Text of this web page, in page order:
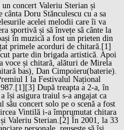
concert Valeriu Sterian și
Doru Stănculescu cu a sa
acelei melodii care îi va
sportivă și să învețe să cânte la
în muzică a fost un prieten din
primele acorduri de chitară.[1]
parte din brigada artistică. Apoi
voce și chitară, alături de Mirela
bas), Dan Cimpoieru(baterie).
I la Festivalul Național
După treapta a 2-a, în
își asigura traiul s-a angajat ca
concert solo pe o scenă a fost
Vintilă i-a împrumutat chitara
Valeriu Sterian.[2] În 2001, la 33